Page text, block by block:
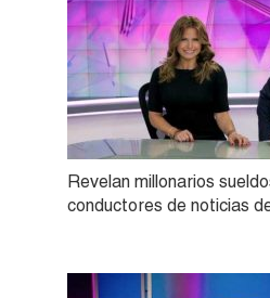
Revelan millonarios
conductores de noticias